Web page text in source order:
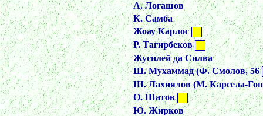
А. Логашов
К. Самба
Жоау Карлос
Р. Тагирбеков
Жусилей да Силва
Ш. Мухаммад (Ф. Смолов, 56
Ш. Лахиялов (М. Карсела-
О. Шатов
Ю. Жирков